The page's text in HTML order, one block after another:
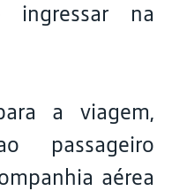
ingressar na
a viagem,
passageiro
aérea